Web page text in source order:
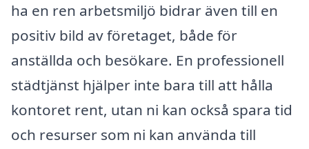
ha en ren arbetsmiljö bidrar även till en
positiv bild av företaget, både för
anställda och besökare. En professionell
städtjänst hjälper inte bara till att hålla
kontoret rent, utan ni kan också spara tid
och resurser som ni kan använda till